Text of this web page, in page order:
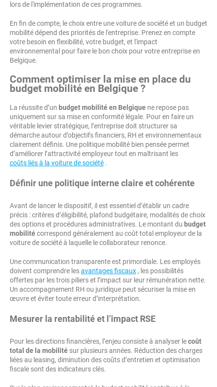
lors de l'implémentation de ces programmes.
En fin de compte, le choix entre une voiture de société et un budget
mobilité dépend des priorités de l'entreprise. Prenez en compte
votre besoin en flexibilité, votre budget, et l'impact
environnemental pour faire le bon choix pour votre entreprise en
Belgique.
Comment optimiser la mise en place du
budget mobilité en Belgique ?
La réussite d’un budget mobilité en Belgique ne repose pas
uniquement sur sa mise en conformité légale. Pour en faire un
véritable levier stratégique, l’entreprise doit structurer sa
démarche autour d’objectifs financiers, RH et environnementaux
clairement définis. Une politique mobilité bien pensée permet
d’améliorer l’attractivité employeur tout en maîtrisant les
coûts liés à la voiture de société .
Définir une politique interne claire et cohérente
Avant de lancer le dispositif, il est essentiel d’établir un cadre
précis : critères d’éligibilité, plafond budgétaire, modalités de choix
des options et procédures administratives. Le montant du budget
mobilitécorrespond généralement au coût total employeur de la
voiture de société à laquelle le collaborateur renonce.
Une communication transparente est primordiale. Les employés
doivent comprendre lesavantages fiscaux , les possibilités
offertes par les trois piliers et l’impact sur leur rémunération nette.
Un accompagnement RH ou juridique peut sécuriser la mise en
œuvre et éviter toute erreur d’interprétation.
Mesurer la rentabilité et l’impact RSE
Pour les directions financières, l’enjeu consiste à analyser lecoût
total de la mobilité sur plusieurs années. Réduction des charges
liées au leasing, diminution des coûts d’entretien et optimisation
fiscale sont des indicateurs clés.